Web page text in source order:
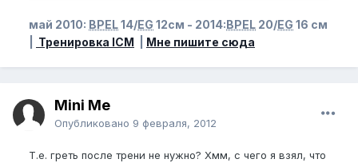
май 2010: BPEL14/EG 12см - 2014:BPEL 20/EG 16 см
Тренировка ICM Мне пишите сюда
Mini Me
Опубликовано 9 февраля, 2012
Т.е. греть после трени не нужно? Хмм, с чего я взял, что